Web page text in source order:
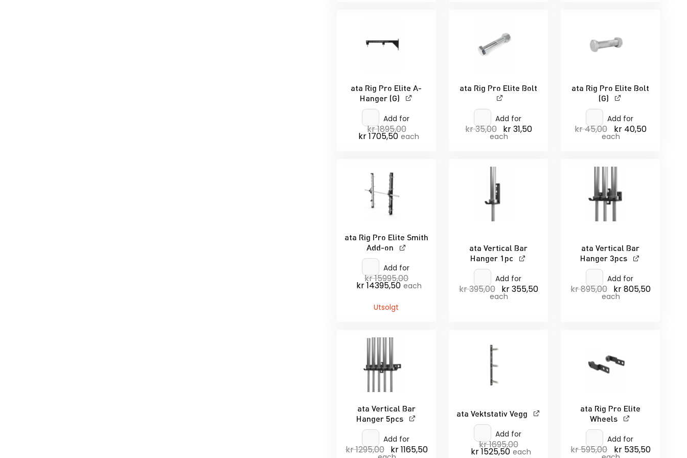
ata Rig Pro Elite A-
Hanger (G)
Add for
kr1895,00Opprinnelig
pris
kr1705,50Nåværende
each
ata Rig Pro Elite Bolt
Add for
kr35,00 Opprinnelig
pris
kr31,50Nåværende
each
ata Rig Pro Elite Bolt
(G)
Add for
kr45,00 Opprinnelig
pris
kr40,50
each
ata Rig Pro Elite Smith
Add-on
Add for
kr15995,00Opprinnelig
pris
kr14395,50Nåværende
each
Utsolgt
ata Vertical Bar
Hanger 1pc
Add for
kr395,00 Opprinnelig
pris
kr355,50Nåværende
each
ata Vertical Bar
Hanger 3pcs
Add for
kr895,00 Opprinnelig
pris
kr805,50
each
ata Vertical Bar
Hanger 5pcs
Add for
kr1295,00 Opprinnelig
kr1165,50Nåværende
ata Vektstativ Vegg
Add for
kr1695,00Opprinnelig
pris
kr1525,50Nåværende
each
ata Rig Pro Elite
Wheels
Add for
kr595,00 Opprinnelig
kr535,50